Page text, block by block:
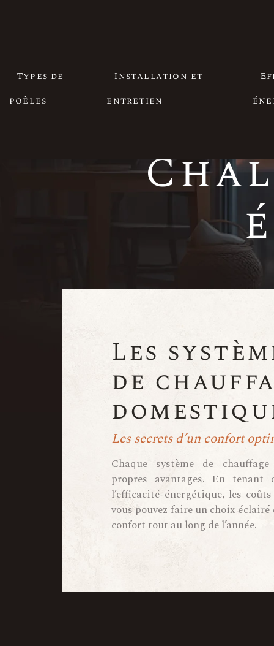
Types de
poêles
Installation et
entretien
Les
de
Les secrets d’un confort
Chaque système de
propres avantages. En tenant
l’efficacité énergétique, les
vous pouvez faire un choix
confort tout au long de l’année.